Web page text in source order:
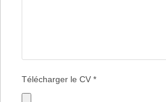
Télécharger le CV *